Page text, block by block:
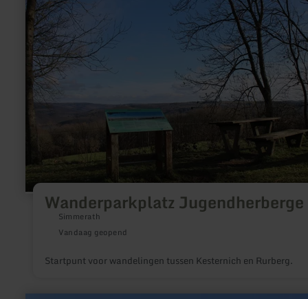
Wanderparkplatz Jugendherberge
Simmerath
Vandaag geopend
Startpunt voor wandelingen tussen Kesternich en Rurberg.
Wanderparkplatz
Jugendherberge